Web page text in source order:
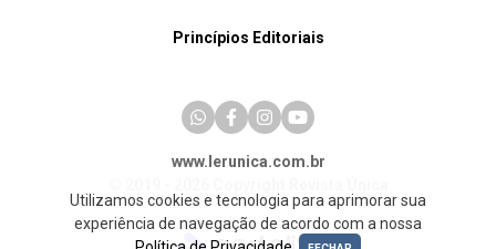
Princípios Editoriais
www.lerunica.com.br
Utilizamos cookies e tecnologia para aprimorar sua
experiência de navegação de acordo com a nossa